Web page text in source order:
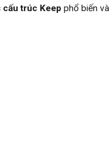
cấu trúc Keep phổ biến